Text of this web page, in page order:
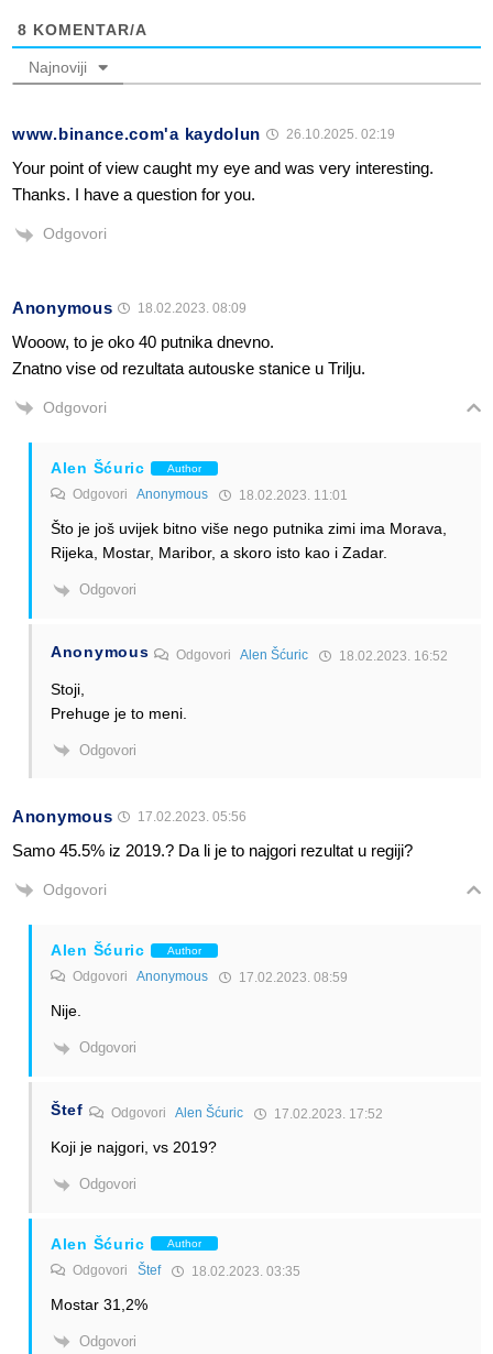
8 KOMENTAR/A
Najnoviji
www.binance.com'a kaydolun 26.10.2025. 02:19
Your point of view caught my eye and was very interesting.
Thanks. I have a question for you.
Odgovori
Anonymous 18.02.2023. 08:09
Wooow, to je oko 40 putnika dnevno.
Znatno vise od rezultata autouske stanice u Trilju.
Odgovori
Alen Šćuric Author
Odgovori Anonymous 18.02.2023. 11:01
Što je još uvijek bitno više nego putnika zimi ima Morava,
Rijeka, Mostar, Maribor, a skoro isto kao i Zadar.
Odgovori
Anonymous OdgovoriAlen Šćuric 18.02.2023. 16:52
Stoji,
Prehuge je to meni.
Odgovori
Anonymous 17.02.2023. 05:56
Samo 45.5% iz 2019.? Da li je to najgori rezultat u regiji?
Odgovori
Alen Šćuric Author
Odgovori Anonymous 17.02.2023. 08:59
Nije.
Odgovori
Štef Odgovori Alen Šćuric 17.02.2023. 17:52
Koji je najgori, vs 2019?
Odgovori
Alen Šćuric Author
Odgovori Štef 18.02.2023. 03:35
Mostar 31,2%
Odgovori